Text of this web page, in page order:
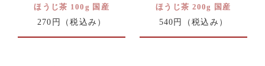
ほうじ茶 100g 国産
270円
（税込み）
ほうじ茶 200g 国産
540円
（税込み）